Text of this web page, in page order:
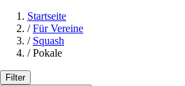
Startseite
/ Für Vereine
/ Squash
/ Pokale
Filter